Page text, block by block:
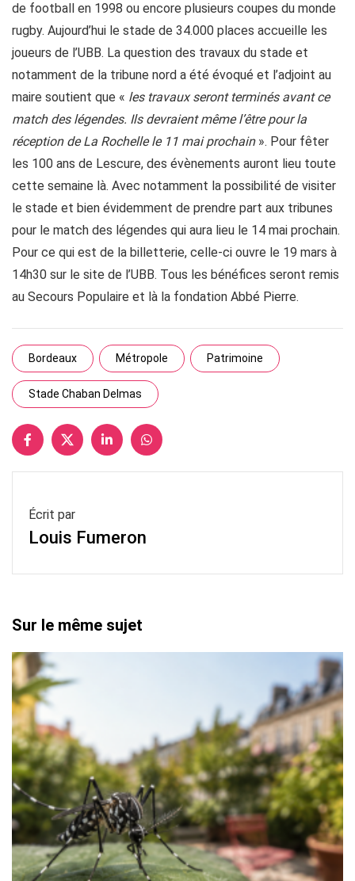
de football en 1998 ou encore plusieurs coupes du monde
rugby. Aujourd’hui le stade de 34.000 places accueille les
joueurs de l’UBB. La question des travaux du stade et
notamment de la tribune nord a été évoqué et l’adjoint au
maire soutient que « les travaux seront terminés avant ce
match des légendes. Ils devraient même l’être pour la
réception de La Rochelle le 11 mai prochain». Pour fêter
les 100 ans de Lescure, des évènements auront lieu toute
cette semaine là. Avec notamment la possibilité de visiter
le stade et bien évidemment de prendre part aux tribunes
pour le match des légendes qui aura lieu le 14 mai prochain.
Pour ce qui est de la billetterie, celle-ci ouvre le 19 mars à
14h30 sur le site de l’UBB. Tous les bénéfices seront remis
au Secours Populaire et là la fondation Abbé Pierre.
Bordeaux Métropole Patrimoine
Stade Chaban Delmas
Écrit par
Louis Fumeron
Sur le même sujet